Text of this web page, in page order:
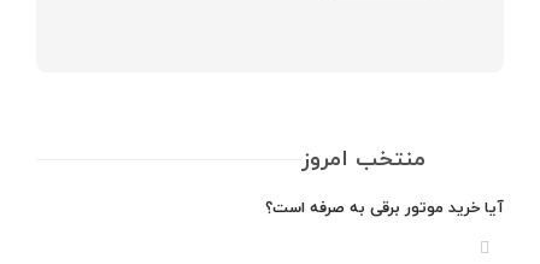
منتخب امروز
آیا خرید موتور برقی به صرفه است؟